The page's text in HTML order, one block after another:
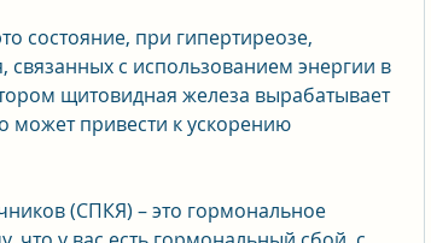
состояние, при гипертиреозе,
связанных с использованием энергии в
щитовидная железа вырабатывает
привести к ускорению
(СПКЯ) – это гормональное